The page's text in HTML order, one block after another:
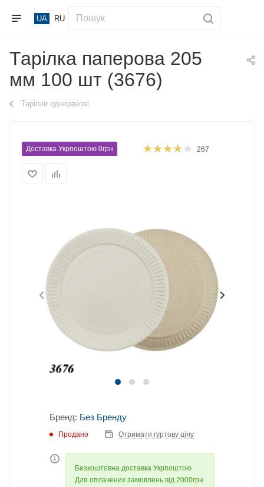
UA RU
Тарілка паперова 205
мм 100 шт (3676)
Тарілки одноразові
Доставка Укрпоштою 0грн 267
Бренд: Без Бренду
Продано Отримати гуртову ціну
Безкоштовна доставка Укрпоштою
Для оплачених замовлень від 2000грн